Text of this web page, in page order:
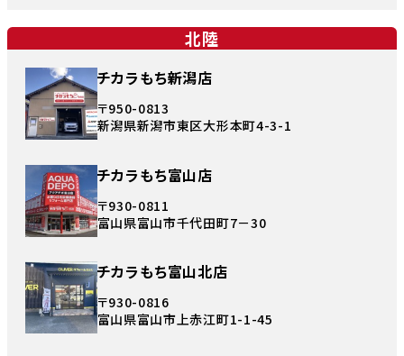
北陸
チカラもち新潟店
〒950-0813
新潟県新潟市東区大形本町4-3-1
チカラもち富山店
〒930-0811
富山県富山市千代田町7－30
チカラもち富山北店
〒930-0816
富山県富山市上赤江町1-1-45